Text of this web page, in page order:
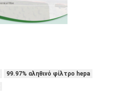
99.97% αληθινό φίλτρο hepa